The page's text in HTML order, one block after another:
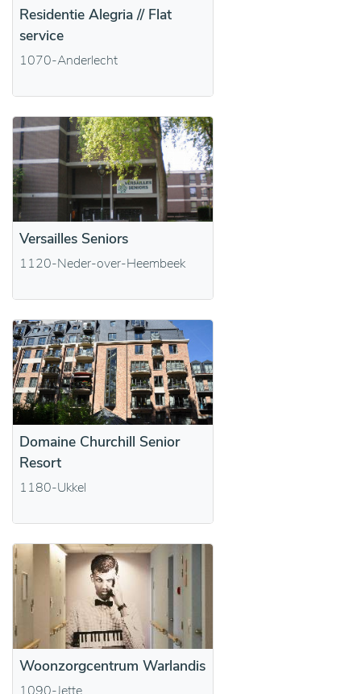
Residentie Alegria // Flat
service
1070-Anderlecht
Versailles Seniors
1120-Neder-over-Heembeek
Domaine Churchill Senior
Resort
1180-Ukkel
Woonzorgcentrum Warlandis